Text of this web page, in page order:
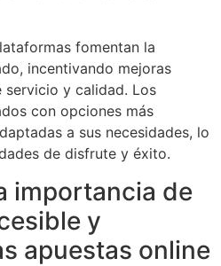
fomentan la
incentivando mejoras
servicio y calidad. Los
con opciones más
a sus necesidades, lo
de disfrute y éxito.
importancia de
y
apuestas online